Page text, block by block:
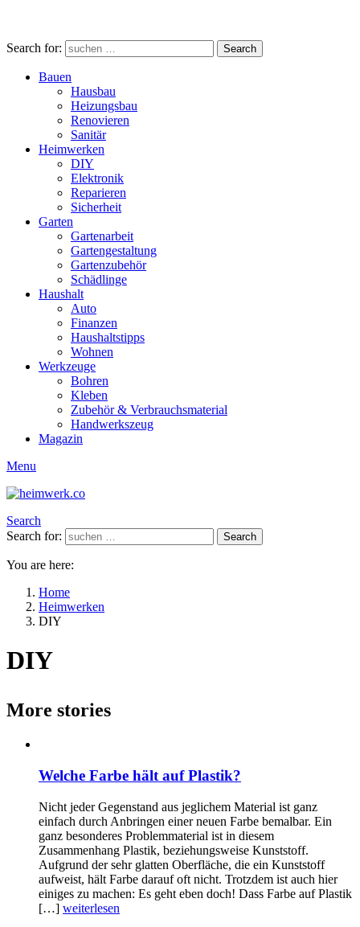
Search for: Search
Bauen
Hausbau
Heizungsbau
Renovieren
Sanitär
Heimwerken
DIY
Elektronik
Reparieren
Sicherheit
Garten
Gartenarbeit
Gartengestaltung
Gartenzubehör
Schädlinge
Haushalt
Auto
Finanzen
Haushaltstipps
Wohnen
Werkzeuge
Bohren
Kleben
Zubehör & Verbrauchsmaterial
Handwerkszeug
Magazin
Menu
Search
Search for:
Search
You are here:
Home
Heimwerken
DIY
DIY
More stories
Welche Farbe hält auf Plastik?
Nicht jeder Gegenstand aus jeglichem Material ist ganz
einfach durch Anbringen einer neuen Farbe bemalbar. Ein
ganz besonderes Problemmaterial ist in diesem
Zusammenhang Plastik, beziehungsweise Kunststoff.
Aufgrund der sehr glatten Oberfläche, die ein Kunststoff
aufweist, hält Farbe darauf oft nicht. Trotzdem ist auch hier
einiges zu machen: Es geht eben doch! Dass Farbe auf Plastik
[…] weiterlesen